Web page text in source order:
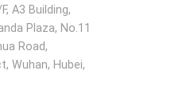
A3 Building,
Plaza, No.11
Road,
Wuhan, Hubei,